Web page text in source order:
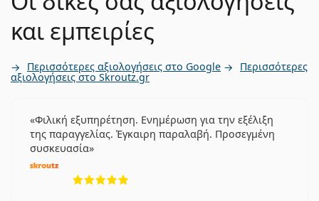
και εμπειρίες
Περισσότερες αξιολογήσεις στο Google Περισσότερες
αξιολογήσεις στο Skroutz.gr
Φιλική εξυπηρέτηση. Ενημέρωση για την εξέλιξη
της παραγγελίας. Έγκαιρη παραλαβή. Προσεγμένη
συσκευασία